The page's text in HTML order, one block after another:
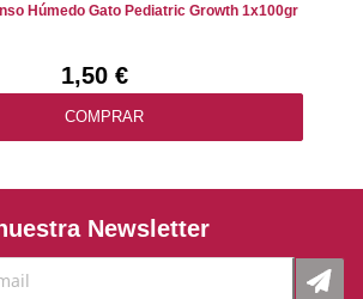
Húmedo Gato Pediatric Growth 1x100gr
1,50 €
COMPRAR
Newsletter